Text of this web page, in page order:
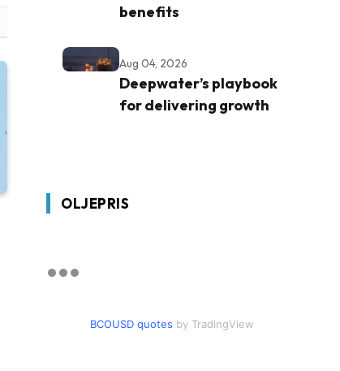
benefits
Aug 04, 2026
Deepwater’s playbook
for delivering growth
OLJEPRIS
BCOUSD quotes by TradingView